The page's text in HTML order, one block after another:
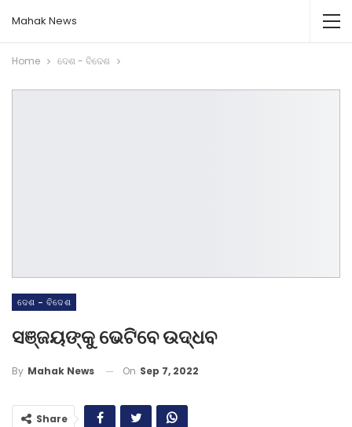
Mahak News
Home ଦେଶ - ବିଦେଶ
ଦେଶ - ବିଦେଶ
ସଞ୍ଜୟଙ୍କୁ ଭେଟିବେ ଉଦ୍ଧବ
By Mahak News On Sep 7, 2022
Share